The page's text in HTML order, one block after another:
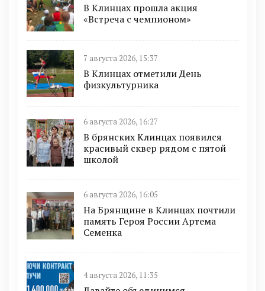
В Клинцах прошла акция
«Встреча с чемпионом»
7 августа 2026, 15:37
В Клинцах отметили День
физкультурника
6 августа 2026, 16:27
В брянских Клинцах появился
красивый сквер рядом с пятой
школой
6 августа 2026, 16:05
На Брянщине в Клинцах почтили
память Героя России Артема
Семенка
4 августа 2026, 11:35